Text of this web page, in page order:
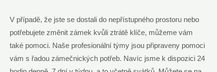
V případě, že jste se dostali do nepřístupného prostoru nebo
potřebujete změnit zámek kvůli ztrátě klíče, můžeme vám
také pomoci. Naše profesionální týmy jsou připraveny pomoci
vám s řadou zámečnických potřeb. Navíc jsme k dispozici 24